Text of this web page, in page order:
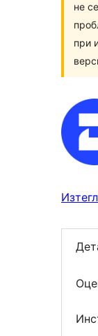
не
при